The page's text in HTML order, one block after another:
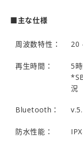
■主な仕様
周波数特性： 20
再生時間：
5
況
Bluetooth：
防水性能：